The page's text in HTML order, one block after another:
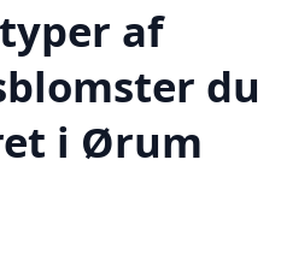
af
du
i Ørum